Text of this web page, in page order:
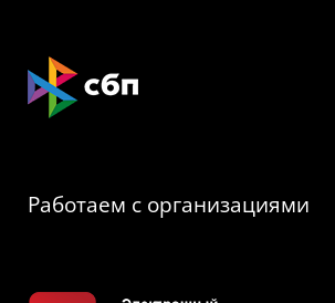
Работаем с организациями